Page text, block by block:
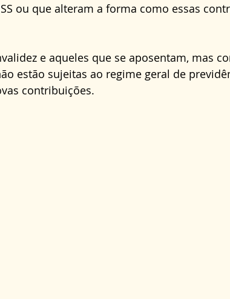
ou que alteram a forma como essas
e aqueles que se aposentam, mas
estão sujeitas ao regime geral de
contribuições.